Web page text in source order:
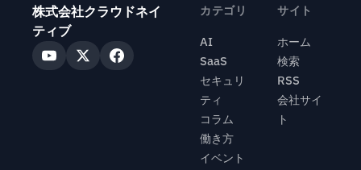
株式会社クラウドネイ
ティブ
カテゴリ
AI
SaaS
セキュリ
ティ
コラム
働き方
イベント
サイト
ホーム
検索
RSS
会社サイ
ト